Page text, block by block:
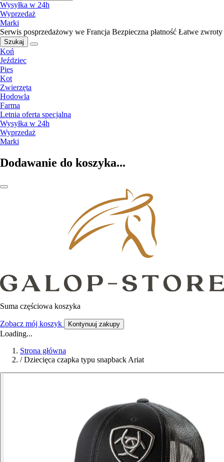
Wysyłka w 24h
Wyprzedaż
Marki
Serwis posprzedażowy we Francja Bezpieczna płatność Łatwe zwroty
Szukaj
Koń
Jeździec
Pies
Kot
Zwierzęta
Hodowla
Farma
Letnia oferta specjalna
Wysyłka w 24h
Wyprzedaż
Marki
Dodawanie do koszyka...
Suma częściowa koszyka
Zobacz mój koszyk Kontynuuj zakupy
Loading...
Strona główna
/ Dziecięca czapka typu snapback Ariat